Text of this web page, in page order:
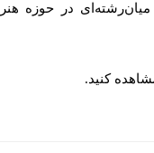
در حوزه‌ هنر،
کنید.